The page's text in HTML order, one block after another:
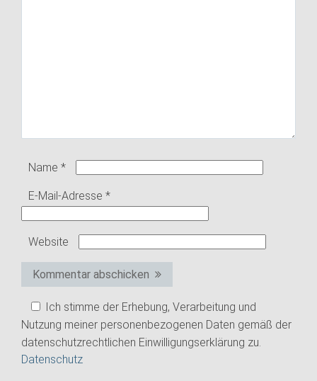
Name *
E-Mail-Adresse *
Website
Kommentar abschicken
Ich stimme der Erhebung, Verarbeitung und
Nutzung meiner personenbezogenen Daten gemäß der
datenschutzrechtlichen Einwilligungserklärung zu.
Datenschutz